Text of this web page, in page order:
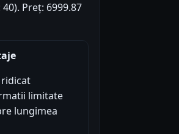
Preț: 6999.87
limitate
lungimea